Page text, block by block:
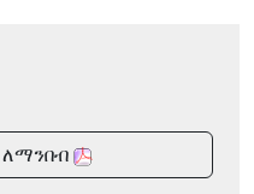
ለማንበብ